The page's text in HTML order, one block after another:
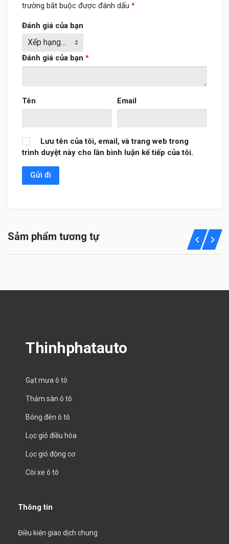
trường bắt buộc được đánh dấu *
Đánh giá của bạn
Đánh giá của bạn *
Tên Email
Lưu tên của tôi, email, và trang web trong
trình duyệt này cho lần bình luận kế tiếp của tôi.
Sảm phẩm tương tự
Thinhphatauto
Gạt mưa ô tô
Thảm sàn ô tô
Bóng đèn ô tô
Lọc gió điều hòa
Lọc gió động cơ
Còi xe ô tô
Thông tin
Điều kiện giao dịch chung